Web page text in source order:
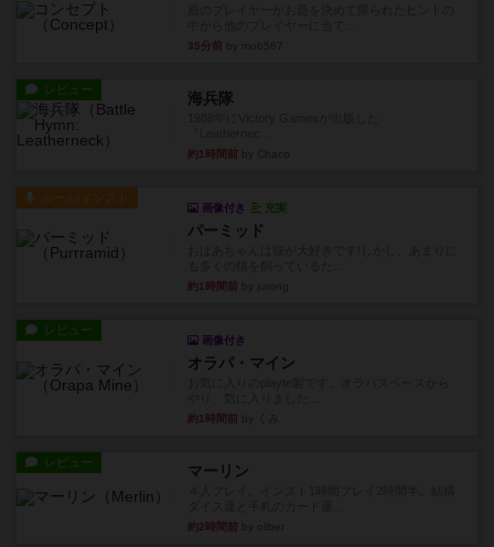
35分前
レビュー 海兵隊
約1時間前
ルール/インスト
画像付き 充実
パーミッド
約1時間前
レビュー
画像付き
オラパ・マイン
約1時間前
レビュー マーリン
約2時間前